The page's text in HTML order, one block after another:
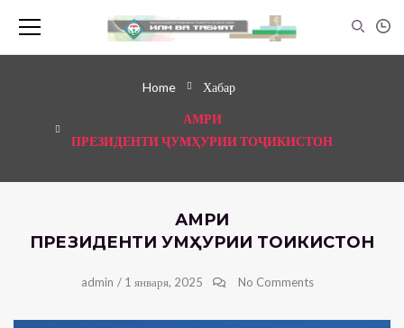
Home Хабар
АМРИ
ПРЕЗИДЕНТИ ҶУМҲУРИИ ТОҶИКИСТОН
АМРИ
ПРЕЗИДЕНТИ ҶУМҲУРИИ ТОҶИКИСТОН
admin / 1 января, 2025 No Comments